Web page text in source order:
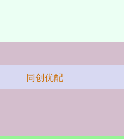
同创优配